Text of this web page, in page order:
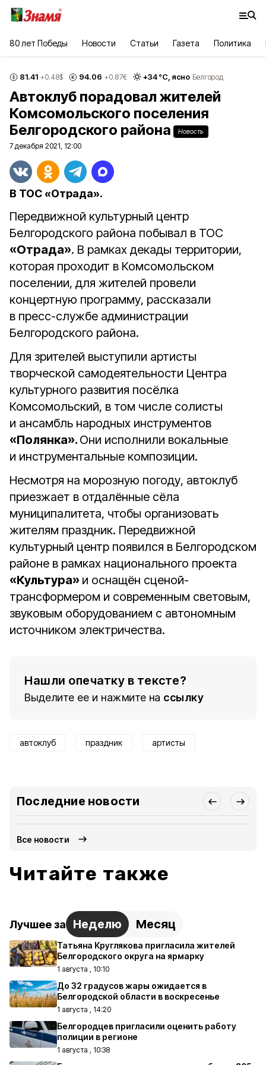
80 лет Победы Новости Статьи Газета Политика
81.41 +0.48$ 94.06 +0.87€ +34°С, ясно Белгород
Автоклуб порадовал жителей
Комсомольского поселения
Белгородского района
Новость
7 декабря 2021, 12:00
В ТОС «Отрада».
Передвижной культурный центр
Белгородского района побывал в ТОС
«Отрада». В рамках декады территории,
которая проходит в Комсомольском
поселении, для жителей провели
концертную программу, рассказали
в пресс-службе администрации
Белгородского района.
Для зрителей выступили артисты
творческой самодеятельности Центра
культурного развития посёлка
Комсомольский, в том числе солисты
и ансамбль народных инструментов
«Полянка». Они исполнили вокальные
и инструментальные композиции.
Несмотря на морозную погоду, автоклуб
приезжает в отдалённые сёла
муниципалитета, чтобы организовать
жителям праздник. Передвижной
культурный центр появился в Белгородском
районе в рамках национального проекта
«Культура» и оснащён сценой-
трансформером и современным световым,
звуковым оборудованием с автономным
источником электричества.
Нашли опечатку в тексте?
Выделите ее и нажмите на ссылку
автоклуб праздник артисты
Последние новости
Все новости
Читайте также
Лучшее за Неделю Месяц
Татьяна Круглякова пригласила жителей
Белгородского округа на ярмарку
1 августа , 10:10
До 32 градусов жары ожидается в
Белгородской области в воскресенье
1 августа , 14:20
Белгородцев пригласили оценить работу
полиции в регионе
1 августа , 10:38